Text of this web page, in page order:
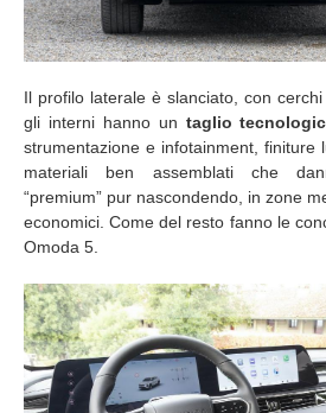
Il profilo laterale è slanciato, con
gli interni hanno un taglio
strumentazione e infotainment, finiture
materiali ben assemblati che
“premium” pur nascondendo, in zone
economici. Come del resto fanno le
Omoda 5.